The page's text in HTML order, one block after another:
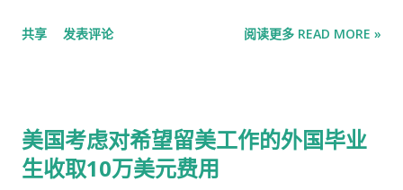
是该队目前仍持有大量股份的唯一主要指数，这意味着其减持进
撑。 根据彭博社的计算，上个月 海外投资者也是中国股票的净买
家。 “尽管ETF出现赎回，但整体市场指标依然非常强劲，流动
性并未受到显著影响，” 摩根大通驻上海中国股票策略师张艾琳
出其不意源自它背后的量化私募巨头幻方，是大厂外唯一一家储
was the only company outside the large factory that
reserved 10,000 A100 chips. One year later, it came from it
共享 发表评论 阅读更多 READ MORE »
美国考虑对希望留美工作的外国毕业
生收取10万美元费用